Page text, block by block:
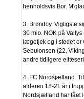
henholdsvis Bor.
3. Brøndby. Vigtigste
30 mio. NOK på
lægetjek og i stedet er
Sebulonsen (22,
andre tidligere
4. FC Nordsjælland.
alderen 18-21 år i
Nordsjælland har fået